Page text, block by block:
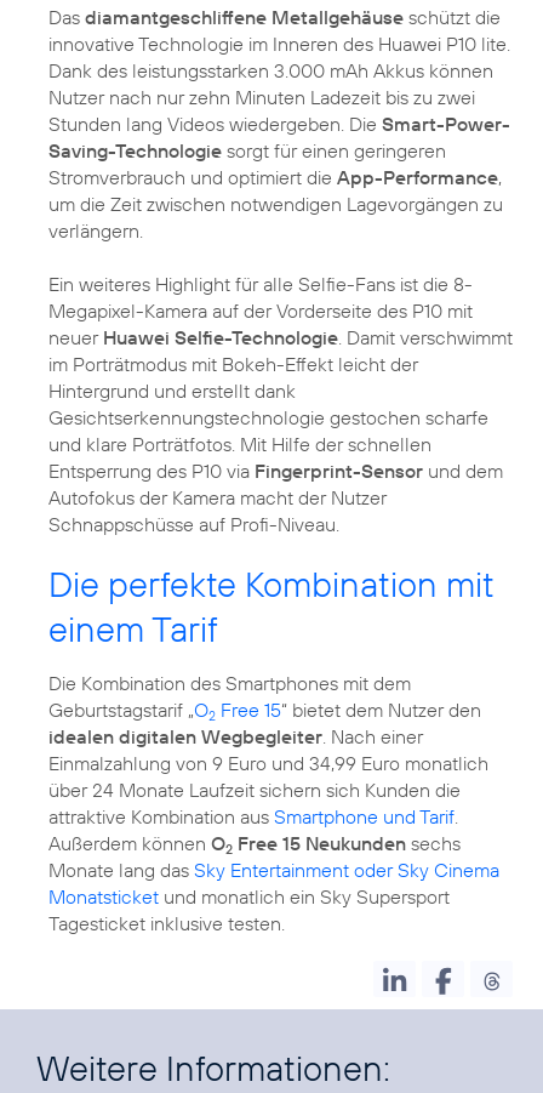
Das diamantgeschliffene Metallgehäuse schützt die
innovative Technologie im Inneren des Huawei P10 lite.
Dank des leistungsstarken 3.000 mAh Akkus können
Nutzer nach nur zehn Minuten Ladezeit bis zu zwei
Stunden lang Videos wiedergeben. Die Smart-Power-
Saving-Technologie sorgt für einen geringeren
Stromverbrauch und optimiert die App-Performance,
um die Zeit zwischen notwendigen Lagevorgängen zu
verlängern.
Ein weiteres Highlight für alle Selfie-Fans ist die 8-
Megapixel-Kamera auf der Vorderseite des P10 mit
neuer Huawei Selfie-Technologie. Damit verschwimmt
im Porträtmodus mit Bokeh-Effekt leicht der
Hintergrund und erstellt dank
Gesichtserkennungstechnologie gestochen scharfe
und klare Porträtfotos. Mit Hilfe der schnellen
Entsperrung des P10 via Fingerprint-Sensor und dem
Autofokus der Kamera macht der Nutzer
Schnappschüsse auf Profi-Niveau.
Die perfekte Kombination mit
einem Tarif
Die Kombination des Smartphones mit dem
Geburtstagstarif „O2 Free 15“ bietet dem Nutzer den
idealen digitalen Wegbegleiter. Nach einer
Einmalzahlung von 9 Euro und 34,99 Euro monatlich
über 24 Monate Laufzeit sichern sich Kunden die
attraktive Kombination aus Smartphone und Tarif.
Außerdem können O2 Free 15 Neukunden sechs
Monate lang das Sky Entertainment oder Sky Cinema
Monatsticket und monatlich ein Sky Supersport
Tagesticket inklusive testen.
Weitere Informationen: